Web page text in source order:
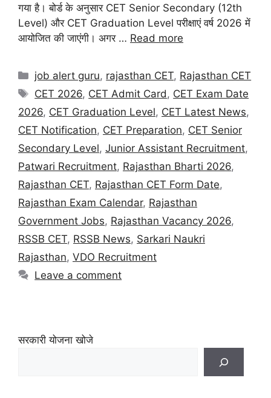
गया है। बोर्ड के अनुसार CET Senior Secondary (12th
Level) और CET Graduation Level परीक्षाएं वर्ष 2026 में
आयोजित की जाएंगी। अगर … Read more
job alert guru, rajasthan CET, Rajasthan CET
CET 2026, CET Admit Card, CET Exam Date
2026, CET Graduation Level, CET Latest News,
CET Notification, CET Preparation, CET Senior
Secondary Level, Junior Assistant Recruitment,
Patwari Recruitment, Rajasthan Bharti 2026,
Rajasthan CET, Rajasthan CET Form Date,
Rajasthan Exam Calendar, Rajasthan
Government Jobs, Rajasthan Vacancy 2026,
RSSB CET, RSSB News, Sarkari Naukri
Rajasthan, VDO Recruitment
Leave a comment
सरकारी योजना खोजे